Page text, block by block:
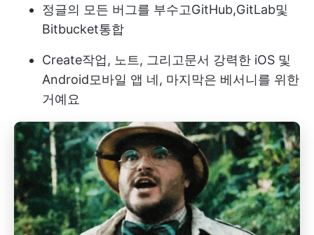
정글의 모든 버그를 부수고GitHub,GitLab및
Bitbucket통합
Create작업, 노트, 그리고문서 강력한 iOS 및
Android모바일 앱 네, 마지막은 베서니를 위한
거예요